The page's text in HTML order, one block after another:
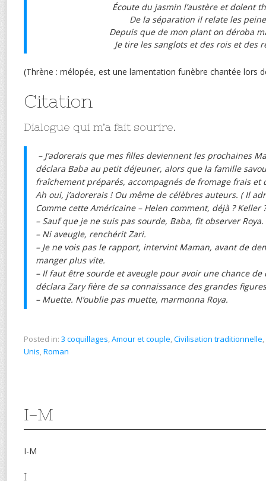
Écoute du jasmin l’austère et dolent
De la séparation il relate les
Depuis que de mon plant on déroba
Je tire les sanglots et des rois et des
(Thrène : mélopée, est une lamentation funèbre chantée lors
Citation
Dialogue qui m’a fait sourire.
– J’adorerais que mes filles deviennent les prochaines
déclara Baba au petit déjeuner, alors que la famille
fraîchement préparés, accompagnés de fromage frais et
Ah oui, j’adorerais ! Ou même de célèbres auteurs. ( Il
Comme cette Américaine – Helen comment, déjà ? Keller ?
– Sauf que je ne suis pas sourde, Baba, fit observer Roya.
– Ni aveugle, renchérit Zari.
– Je ne vois pas le rapport, intervint Maman, avant de
manger plus vite.
– Il faut être sourde et aveugle pour avoir une chance de
déclara Zary fière de sa connaissance des grandes
– Muette. N’oublie pas muette, marmonna Roya.
Posted in: 3 coquillages,Amour et couple,Civilisation traditionnelle,
Unis,Roman
I-M
I-M
I